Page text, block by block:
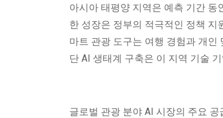
아시아 태평양 지역은 예측 기간 동
한 성장은 정부의 적극적인 정책 지
마트 관광 도구는 여행 경험과 개인
단 AI 생태계 구축은 이 지역 기술
글로벌 관광 분야 AI 시장의 주요 공